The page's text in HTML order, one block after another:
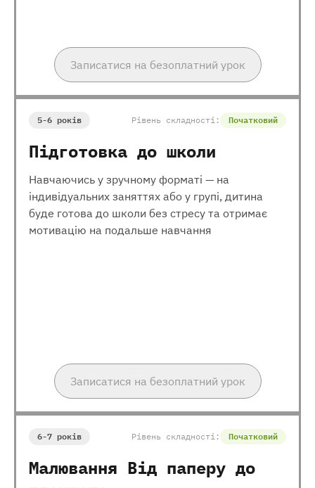
Записатися на безоплатний урок
5-6 років Рівень складності: Початковий
Підготовка до школи
Навчаючись у зручному форматі — на
індивідуальних заняттях або у групі, дитина
буде готова до школи без стресу та отримає
мотивацію на подальше навчання
Записатися на безоплатний урок
6-7 років Рівень складності: Початковий
Малювання Від паперу до